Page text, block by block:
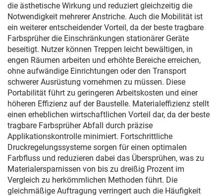
die ästhetische Wirkung und reduziert gleichzeitig die
Notwendigkeit mehrerer Anstriche. Auch die Mobilität ist
ein weiterer entscheidender Vorteil, da der beste tragbare
Farbsprüher die Einschränkungen stationärer Geräte
beseitigt. Nutzer können Treppen leicht bewältigen, in
engen Räumen arbeiten und erhöhte Bereiche erreichen,
ohne aufwändige Einrichtungen oder den Transport
schwerer Ausrüstung vornehmen zu müssen. Diese
Portabilität führt zu geringeren Arbeitskosten und einer
höheren Effizienz auf der Baustelle. Materialeffizienz stellt
einen erheblichen wirtschaftlichen Vorteil dar, da der beste
tragbare Farbsprüher Abfall durch präzise
Applikationskontrolle minimiert. Fortschrittliche
Druckregelungssysteme sorgen für einen optimalen
Farbfluss und reduzieren dabei das Übersprühen, was zu
Materialersparnissen von bis zu dreißig Prozent im
Vergleich zu herkömmlichen Methoden führt. Die
gleichmäßige Auftragung verringert auch die Häufigkeit